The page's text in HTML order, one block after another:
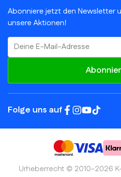
Abonniere jetzt den Newsletter
unsere Aktionen!
E-Mail-Adresse
Folge uns auf
Urheberrecht © 2010-2026